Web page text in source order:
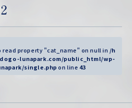
read property "cat_name" on null in /h
dogo-lunapark.com/public_html/wp-
single.phpon line 43